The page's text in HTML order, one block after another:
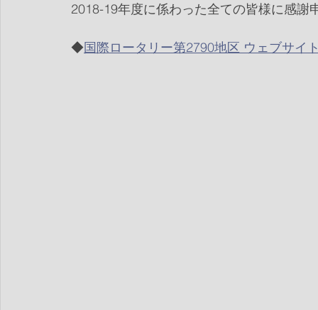
2018-19年度に係わった全ての皆様に感
◆国際ロータリー第2790地区 ウェブサイ